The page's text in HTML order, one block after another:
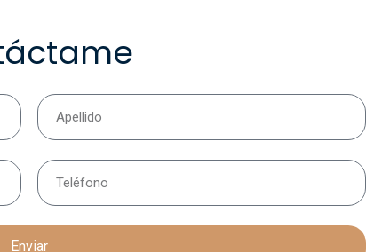
Enviar